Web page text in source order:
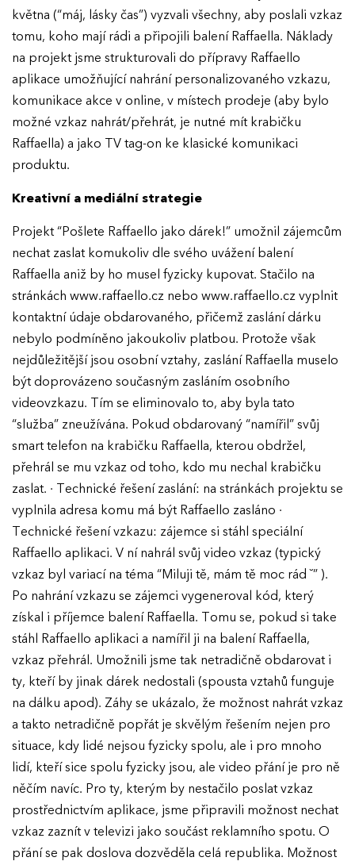
EFFIE 2026
VÝSLEDKY
Ročník 2024
Ročník 2023
Ročník 2022
Ročník 2021
Ročník 2020
Ročník 2019
Ročník 2017
GALERIE
KONTAKTY
května (“máj, lásky čas”) vyzvali všechny, aby poslali vzkaz
tomu, koho mají rádi a připojili balení Raffaella. Náklady
na projekt jsme strukturovali do přípravy Raffaello
aplikace umožňující nahrání personalizovaného vzkazu,
komunikace akce v online, v místech prodeje (aby bylo
možné vzkaz nahrát/přehrát, je nutné mít krabičku
Raffaella) a jako TV tag-on ke klasické komunikaci
produktu.
Kreativní a mediální strategie
Projekt “Pošlete Raffaello jako dárek!” umožnil zájemcům
nechat zaslat komukoliv dle svého uvážení balení
Raffaella aniž by ho musel fyzicky kupovat. Stačilo na
stránkách www.raffaello.cz nebo www.raffaello.cz vyplnit
kontaktní údaje obdarovaného, přičemž zaslání dárku
nebylo podmíněno jakoukoliv platbou. Protože však
nejdůležitější jsou osobní vztahy, zaslání Raffaella muselo
být doprovázeno současným zasláním osobního
videovzkazu. Tím se eliminovalo to, aby byla tato
“služba” zneužívána. Pokud obdarovaný “namířil” svůj
smart telefon na krabičku Raffaella, kterou obdržel,
přehrál se mu vzkaz od toho, kdo mu nechal krabičku
zaslat. · Technické řešení zaslání: na stránkách projektu se
vyplnila adresa komu má být Raffaello zasláno ·
Technické řešení vzkazu: zájemce si stáhl speciální
Raffaello aplikaci. V ní nahrál svůj video vzkaz (typický
vzkaz byl variací na téma “Miluji tě, mám tě moc rád ˘” ).
Po nahrání vzkazu se zájemci vygeneroval kód, který
získal i příjemce balení Raffaella. Tomu se, pokud si take
stáhl Raffaello aplikaci a namířil ji na balení Raffaella,
vzkaz přehrál. Umožnili jsme tak netradičně obdarovat i
ty, kteří by jinak dárek nedostali (spousta vztahů funguje
na dálku apod). Záhy se ukázalo, že možnost nahrát vzkaz
a takto netradičně popřát je skvělým řešením nejen pro
situace, kdy lidé nejsou fyzicky spolu, ale i pro mnoho
lidí, kteří sice spolu fyzicky jsou, ale video přání je pro ně
něčím navíc. Pro ty, kterým by nestačilo poslat vzkaz
prostřednictvím aplikace, jsme připravili možnost nechat
vzkaz zaznít v televizi jako součást reklamního spotu. O
přání se pak doslova dozvěděla celá republika. Možnost